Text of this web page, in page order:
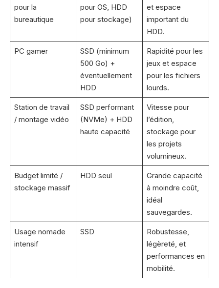
pour la
bureautique
pour OS, HDD
pour stockage)
et espace
important du
HDD.
PC gamer
SSD (minimum
500 Go) +
éventuellement
HDD
Rapidité pour les
jeux et espace
pour les fichiers
lourds.
Station de travail
/ montage vidéo
SSD performant
(NVMe) + HDD
haute capacité
Vitesse pour
l’édition,
stockage pour
les projets
volumineux.
Budget limité /
stockage massif
HDD seul
Grande capacité
à moindre coût,
idéal
sauvegardes.
Usage nomade
intensif
SSD
Robustesse,
légèreté, et
performances en
mobilité.